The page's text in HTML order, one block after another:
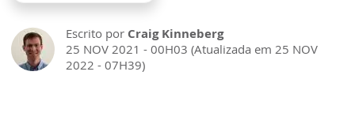
Escrito por Craig Kinneberg
25 NOV 2021 - 00H03 (Atualizada em 25 NOV
2022 - 07H39)